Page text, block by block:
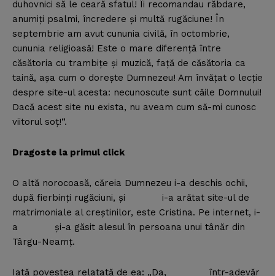
duhovnici să le ceară sfatul! Îi recomandau răbdare,
anumiţi psalmi, încredere şi multă rugăciune! În
septembrie am avut cununia civilă, în octombrie,
cununia religioasă! Este o mare diferenţă între
căsătoria cu trambiţe şi muzică, faţă de căsătoria ca
taină, aşa cum o doreşte Dumnezeu! Am învăţat o lecţie
despre site-ul acesta: necunoscute sunt căile Domnului!
Dacă acest site nu exista, nu aveam cum să-mi cunosc
viitorul soţ!“.
Dragoste la primul click
O altă norocoasă, căreia Dumnezeu i-a deschis ochii,
după fierbinţi rugăciuni, şi i-a arătat site-ul de
matrimoniale al creştinilor, este Cristina. Pe internet, i-
a şi-a găsit alesul în persoana unui tânăr din
Târgu-Neamţ.
Iată povestea relatată de ea: „Da, într-adevăr